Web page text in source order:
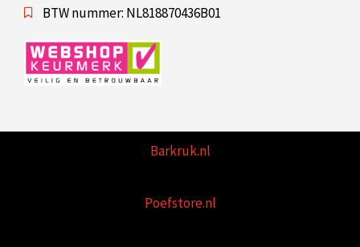
BTW nummer: NL818870436B01
Barkruk.nl
Poefstore.nl